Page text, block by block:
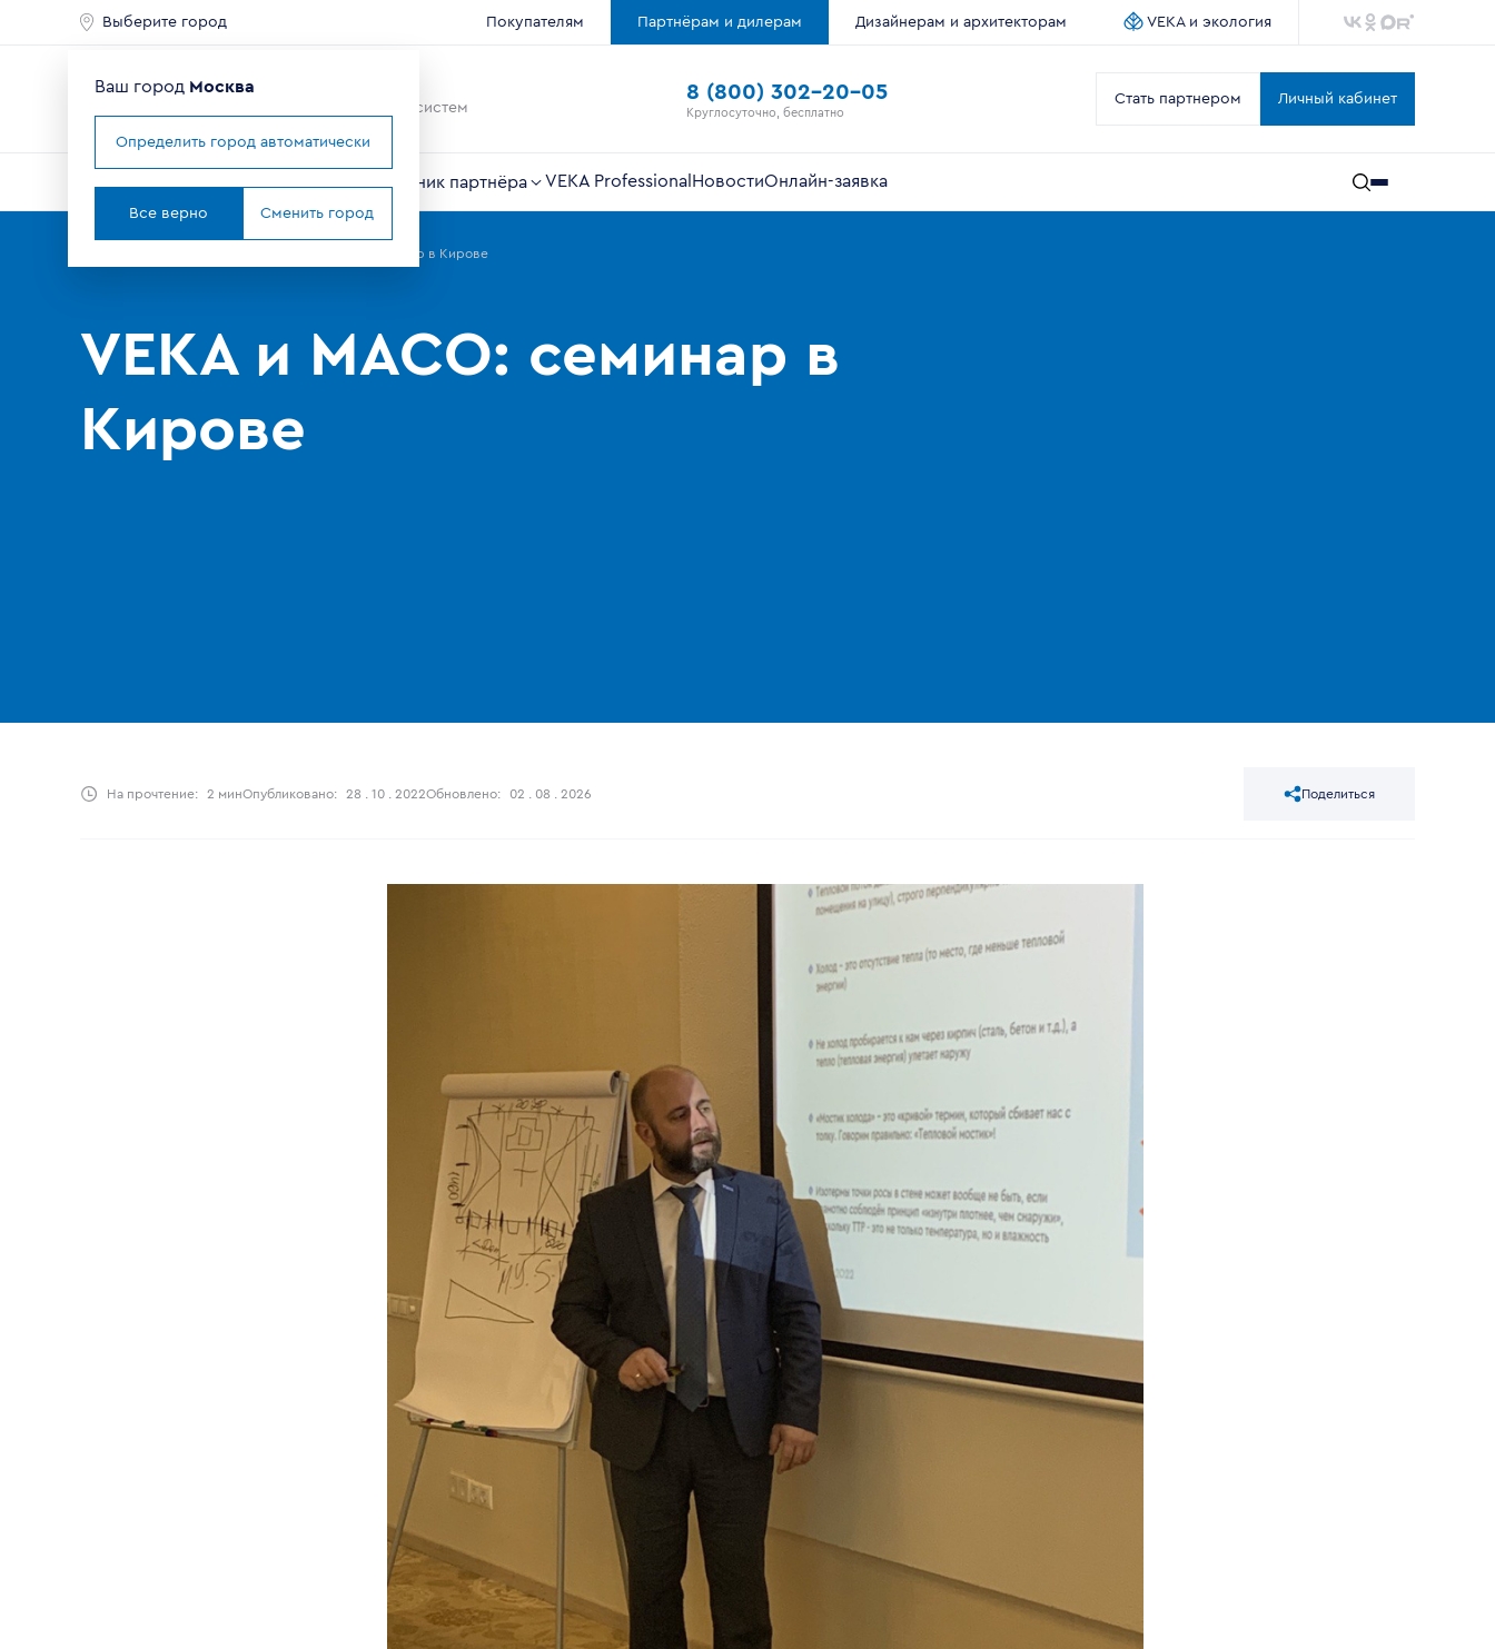
Выберите город Покупателям Партнёрам и дилерам Дизайнерам и архитекторам VEKA и экология
Ведущий мировой
производитель оконных систем
8 (800) 302-20-05
Круглосуточно, бесплатно
Стать партнером Личный кабинет
Справочник партнёра VEKA Professional НовостиОнлайн-заявка
VEKA и MACO: семинар в Кирове
VEKA и MACO: семинар в
Кирове
На прочтение: 2 минОпубликовано: 28 . 10 . 2022Обновлено: 02 . 08 . 2026 Поделиться
Ваш город Москва
Определить город автоматически
Все верно Сменить город